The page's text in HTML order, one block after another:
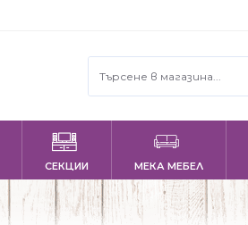
СЕКЦИИ МЕКА МЕБЕЛ